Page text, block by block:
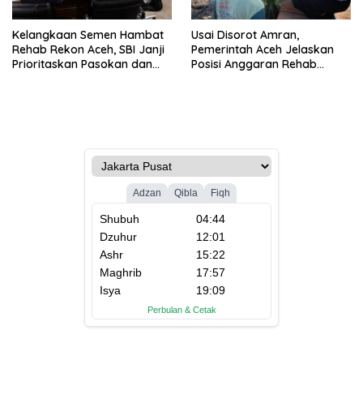
Kelangkaan Semen Hambat
Rehab Rekon Aceh, SBI Janji
Prioritaskan Pasokan dan
Usai Disorot Amran,
Pemerintah Aceh Jelaskan
Posisi Anggaran Rehab